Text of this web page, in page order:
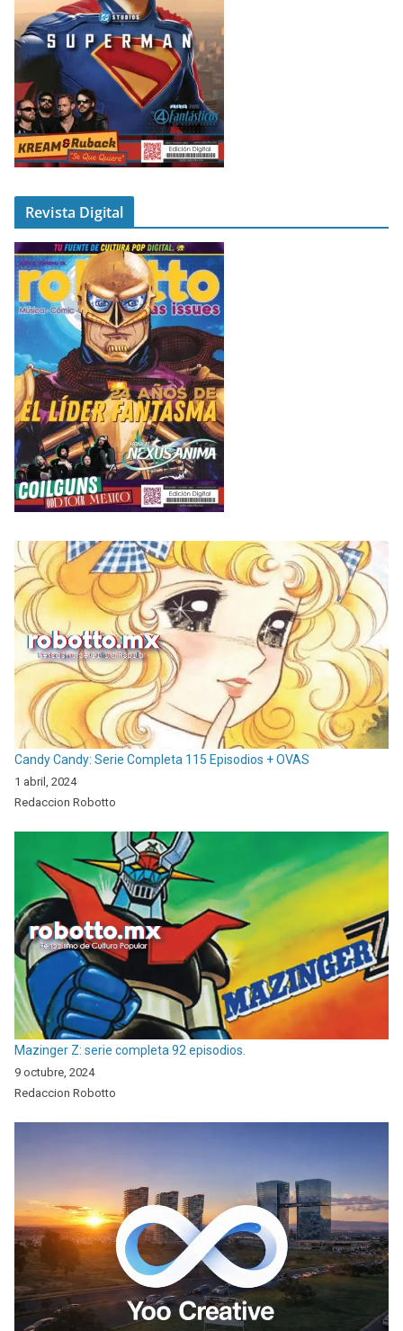
Revista Digital
Candy Candy: Serie Completa 115 Episodios + OVAS
1 abril, 2024
Redaccion Robotto
Mazinger Z: serie completa 92 episodios.
9 octubre, 2024
Redaccion Robotto